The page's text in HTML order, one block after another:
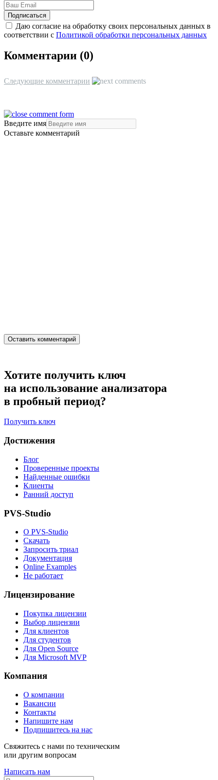
Даю согласие на обработку своих персональных данных в
соответствии с Политикой обработки персональных данных
Комментарии (0)
Следующие комментарии
Введите имя
Оставьте комментарий
Хотите получить ключ
на использование анализатора
в пробный период?
Получить ключ
Достижения
Блог
Проверенные проекты
Найденные ошибки
Клиенты
Ранний доступ
PVS-Studio
О PVS-Studio
Скачать
Запросить триал
Документация
Online Examples
Не работает
Лицензирование
Покупка лицензии
Выбор лицензии
Для клиентов
Для студентов
Для Open Source
Для Microsoft MVP
Компания
О компании
Вакансии
Контакты
Напишите нам
Подпишитесь на нас
Свяжитесь с нами по техническим
или другим вопросам
Написать нам